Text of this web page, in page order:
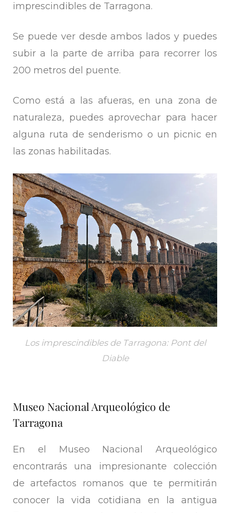
imprescindibles de Tarragona.
Se puede ver desde ambos lados y puedes
subir a la parte de arriba para recorrer los
200 metros del puente.
Como está a las afueras, en una zona de
naturaleza, puedes aprovechar para hacer
alguna ruta de senderismo o un picnic en
las zonas habilitadas.
Los imprescindibles de Tarragona: Pont del
Diable
Museo Nacional Arqueológico de
Tarragona
En el Museo Nacional Arqueológico
encontrarás una impresionante colección
de artefactos romanos que te permitirán
conocer la vida cotidiana en la antigua